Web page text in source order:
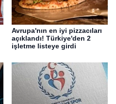
Avrupa'nın en iyi pizzacıları
açıklandı! Türkiye'den 2
işletme listeye girdi